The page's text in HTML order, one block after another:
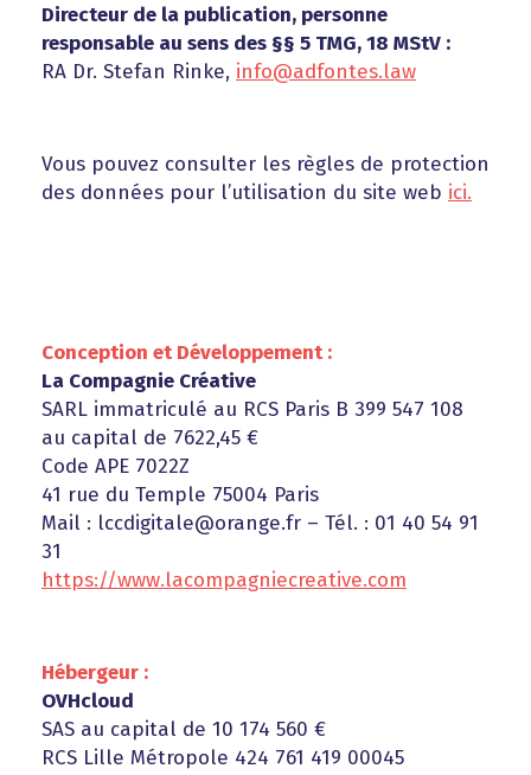
Directeur de la publication, personne
responsable au sens des §§ 5 TMG, 18 MStV :
RA Dr. Stefan Rinke, info@adfontes.law
Vous pouvez consulter les règles de protection
des données pour l’utilisation du site web ici.
Conception et Développement :
La Compagnie Créative
SARL immatriculé au RCS Paris B 399 547 108
au capital de 7622,45 €
Code APE 7022Z
41 rue du Temple 75004 Paris
Mail : lccdigitale@orange.fr – Tél. : 01 40 54 91
31
https://www.lacompagniecreative.com
Hébergeur :
OVHcloud
SAS au capital de 10 174 560 €
RCS Lille Métropole 424 761 419 00045